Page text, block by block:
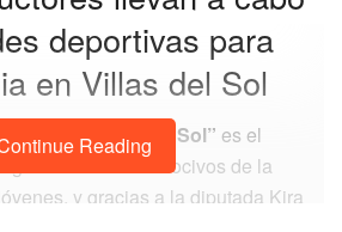
deportivas para
en Villas del Sol
Villas del Sol” es el
de los efectos nocivos de la
y gracias a la diputada Kira
Reading